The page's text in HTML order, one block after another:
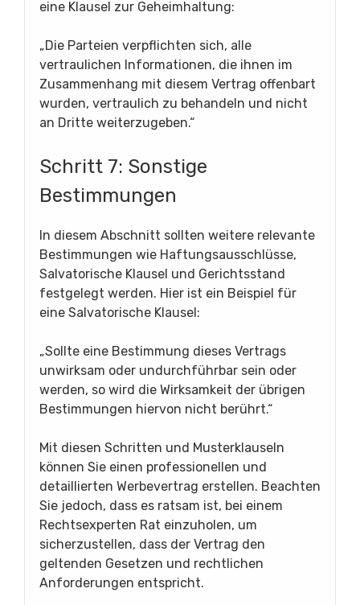
eine Klausel zur Geheimhaltung:
„Die Parteien verpflichten sich, alle
vertraulichen Informationen, die ihnen im
Zusammenhang mit diesem Vertrag offenbart
wurden, vertraulich zu behandeln und nicht
an Dritte weiterzugeben.“
Schritt 7: Sonstige
Bestimmungen
In diesem Abschnitt sollten weitere relevante
Bestimmungen wie Haftungsausschlüsse,
Salvatorische Klausel und Gerichtsstand
festgelegt werden. Hier ist ein Beispiel für
eine Salvatorische Klausel:
„Sollte eine Bestimmung dieses Vertrags
unwirksam oder undurchführbar sein oder
werden, so wird die Wirksamkeit der übrigen
Bestimmungen hiervon nicht berührt.“
Mit diesen Schritten und Musterklauseln
können Sie einen professionellen und
detaillierten Werbevertrag erstellen. Beachten
Sie jedoch, dass es ratsam ist, bei einem
Rechtsexperten Rat einzuholen, um
sicherzustellen, dass der Vertrag den
geltenden Gesetzen und rechtlichen
Anforderungen entspricht.